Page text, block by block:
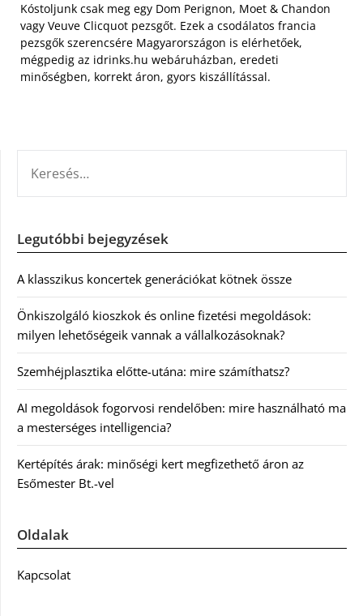
Kóstoljunk csak meg egy Dom Perignon, Moet & Chandon
vagy Veuve Clicquot pezsgőt. Ezek a csodálatos francia
pezsgők szerencsére Magyarországon is elérhetőek,
mégpedig az idrinks.hu webáruházban, eredeti
minőségben, korrekt áron, gyors kiszállítással.
Legutóbbi bejegyzések
A klasszikus koncertek generációkat kötnek össze
Önkiszolgáló kioszkok és online fizetési megoldások:
milyen lehetőségeik vannak a vállalkozásoknak?
Szemhéjplasztika előtte-utána: mire számíthatsz?
AI megoldások fogorvosi rendelőben: mire használható ma
a mesterséges intelligencia?
Kertépítés árak: minőségi kert megfizethető áron az
Esőmester Bt.-vel
Oldalak
Kapcsolat